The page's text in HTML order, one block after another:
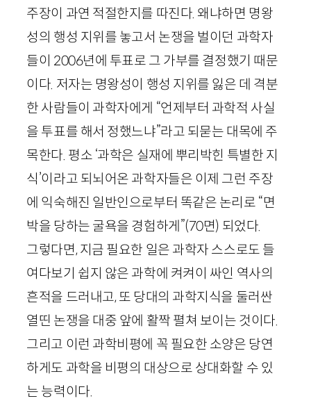
주장이 과연 적절한지를 따진다. 왜냐하면 명왕
성의 행성 지위를 놓고서 논쟁을 벌이던 과학자
들이 2006년에 투표로 그 가부를 결정했기 때문
이다. 저자는 명왕성이 행성 지위를 잃은 데 격분
한 사람들이 과학자에게 “언제부터 과학적 사실
을 투표를 해서 정했느냐”라고 되묻는 대목에 주
목한다. 평소 ‘과학은 실재에 뿌리박힌 특별한 지
식’이라고 되뇌어온 과학자들은 이제 그런 주장
에 익숙해진 일반인으로부터 똑같은 논리로 “면
박을 당하는 굴욕을 경험하게”(70면) 되었다.
그렇다면, 지금 필요한 일은 과학자 스스로도 들
여다보기 쉽지 않은 과학에 켜켜이 싸인 역사의
흔적을 드러내고, 또 당대의 과학지식을 둘러싼
열띤 논쟁을 대중 앞에 활짝 펼쳐 보이는 것이다.
그리고 이런 과학비평에 꼭 필요한 소양은 당연
하게도 과학을 비평의 대상으로 상대화할 수 있
는 능력이다.